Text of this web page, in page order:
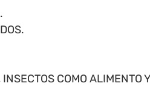
COMO ALIMENTO